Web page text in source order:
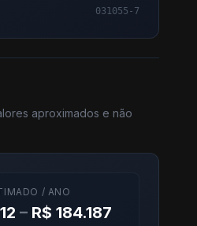
031055-7
aproximados e não
/ ANO
– R$ 184.187